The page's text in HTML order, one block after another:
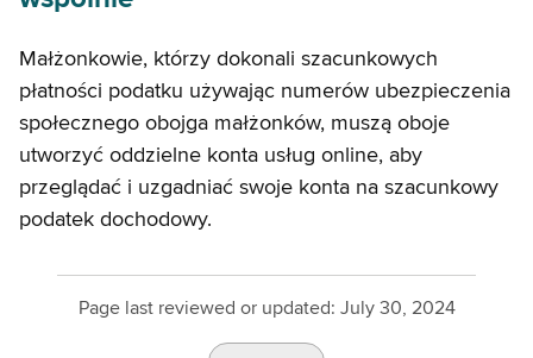
Małżonkowie, którzy dokonali szacunkowych
płatności podatku używając numerów ubezpieczenia
społecznego obojga małżonków, muszą oboje
utworzyć oddzielne konta usług online, aby
przeglądać i uzgadniać swoje konta na szacunkowy
podatek dochodowy.
Page last reviewed or updated: July 30, 2024